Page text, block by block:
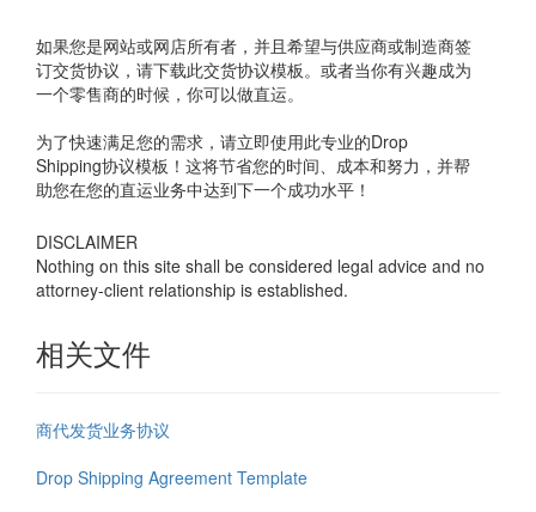
如果您是网站或网店所有者，并且希望与供应商或制造商签
订交货协议，请下载此交货协议模板。或者当你有兴趣成为
一个零售商的时候，你可以做直运。
为了快速满足您的需求，请立即使用此专业的Drop
Shipping协议模板！这将节省您的时间、成本和努力，并帮
助您在您的直运业务中达到下一个成功水平！
DISCLAIMER
Nothing on this site shall be considered legal advice and no
attorney-client relationship is established.
相关文件
商代发货业务协议
Drop Shipping Agreement Template